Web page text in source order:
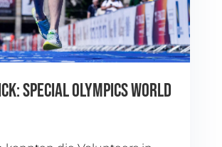
SPECIAL OLYMPICS WORLD